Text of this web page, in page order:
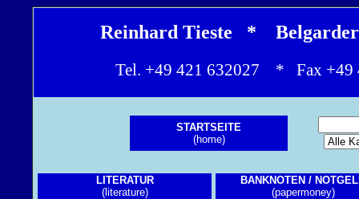
Reinhard Tieste *
Tel. +49 421 632027 * Fax
STARTSEITE
(home)
LITERATUR
(literature)
BANKNOTEN /
(papermoney)